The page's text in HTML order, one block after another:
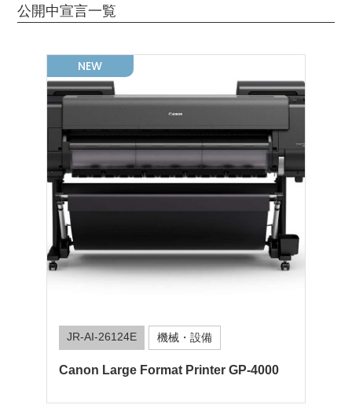
公開中宣言一覧
NEW
JR-AI-26124E 機械・設備
Canon Large Format Printer GP-4000